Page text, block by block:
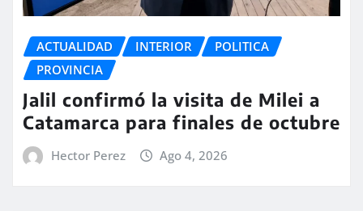
ACTUALIDAD INTERIOR
POLITICA
PROVINCIA
Jalil confirmó la visita de Milei a
Catamarca para finales de octubre
Hector Perez Ago 4, 2026